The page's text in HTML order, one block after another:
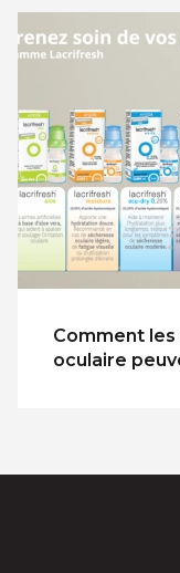
Comment les
oculaire